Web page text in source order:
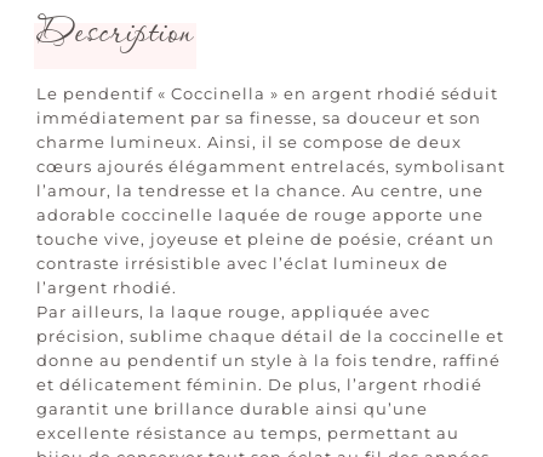
Description
Le pendentif « Coccinella » en argent rhodié séduit
immédiatement par sa finesse, sa douceur et son
charme lumineux. Ainsi, il se compose de deux
cœurs ajourés élégamment entrelacés, symbolisant
l’amour, la tendresse et la chance. Au centre, une
adorable coccinelle laquée de rouge apporte une
touche vive, joyeuse et pleine de poésie, créant un
contraste irrésistible avec l’éclat lumineux de
l’argent rhodié.
Par ailleurs, la laque rouge, appliquée avec
précision, sublime chaque détail de la coccinelle et
donne au pendentif un style à la fois tendre, raffiné
et délicatement féminin. De plus, l’argent rhodié
garantit une brillance durable ainsi qu’une
excellente résistance au temps, permettant au